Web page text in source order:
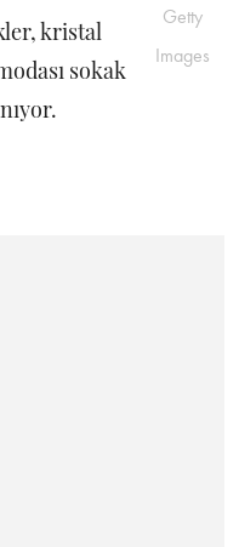
kristal
sokak
Getty
Images